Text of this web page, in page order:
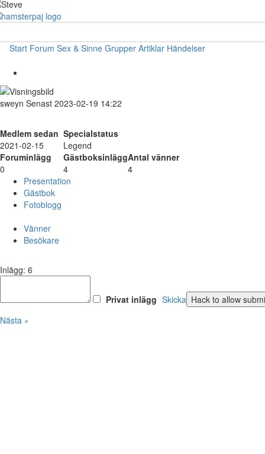
Start Forum Sex & Sinne Grupper Artiklar Händelser
sweyn Senast 2023-02-19 14:22
Medlem sedan Specialstatus
2021-02-15
Legend
Foruminlägg
GästboksinläggAntal vänner
0
4
4
Presentation
Gästbok
Fotoblogg
Vänner
Besökare
Inlägg: 6
Privat inlägg Skicka
Nästa »